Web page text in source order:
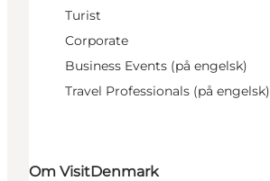
Turist
Corporate
Business Events (på engelsk)
Travel Professionals (på engelsk)
Om VisitDenmark